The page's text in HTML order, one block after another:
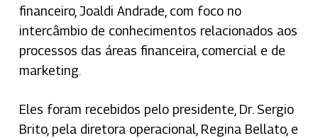
financeiro, Joaldi Andrade, com foco no
intercâmbio de conhecimentos relacionados aos
processos das áreas financeira, comercial e de
marketing.
Eles foram recebidos pelo presidente, Dr. Sergio
Brito, pela diretora operacional, Regina Bellato, e